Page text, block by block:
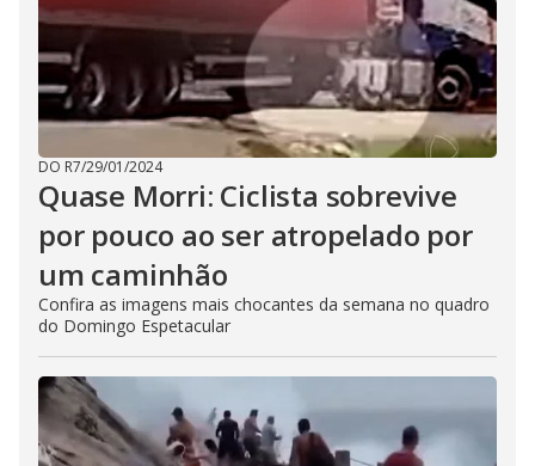
DO R7/29/01/2024
Quase Morri: Ciclista sobrevive
por pouco ao ser atropelado por
um caminhão
Confira as imagens mais chocantes da semana no quadro
do Domingo Espetacular